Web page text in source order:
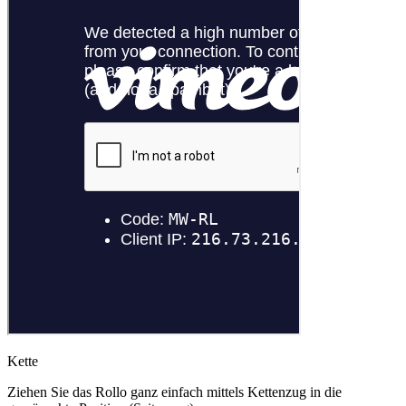
Kette
Ziehen Sie das Rollo ganz einfach mittels Kettenzug in die